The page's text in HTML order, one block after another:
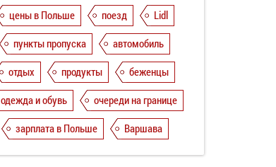
цены в Польше
поезд
Lidl
пункты пропуска
автомобиль
отдых
продукты
беженцы
одежда и обувь
очереди на границе
зарплата в Польше
Варшава